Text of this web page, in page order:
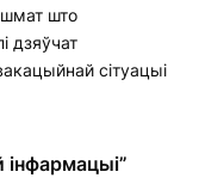
што
дзяўчат
сітуацыі